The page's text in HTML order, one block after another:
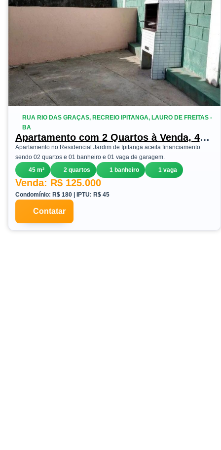
RUA RIO DAS GRAÇAS, RECREIO IPITANGA, LAURO DE FREITAS -
BA
Apartamento com 2 Quartos à Venda, 45
m²em Recreio Ipitanga - Lauro de Freitas
Apartamento no Residencial Jardim de Ipitanga aceita financiamento
sendo 02 quartos e 01 banheiro e 01 vaga de garagem.
45 m²
2 quartos 1 banheiro 1 vaga
Venda: R$ 125.000
Condomínio: R$ 180 | IPTU: R$ 45
Contatar